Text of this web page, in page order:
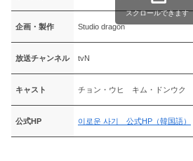
企画・製作 Studio dragon
放送チャンネル tvN
キャスト チョン・ウヒ キム・ドンウ
公式HP 이로운 사기 公式HP（韓国語）
スクロールできます